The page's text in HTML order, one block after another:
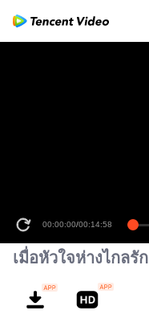
00:00:00/00:14:58
เมื่อหัวใจห่างไกลรัก